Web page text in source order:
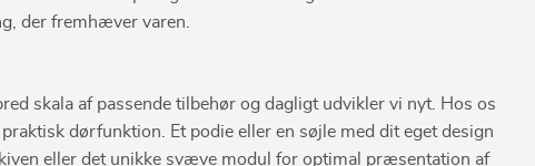
der fremhæver varen.
skala af passende tilbehør og dagligt udvikler vi nyt. Hos os
dørfunktion. Et podie eller en søjle med dit eget design
eller det unikke svæve modul for optimal præsentation af